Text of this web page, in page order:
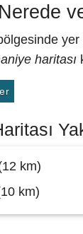
yer
haritası
km)
km)